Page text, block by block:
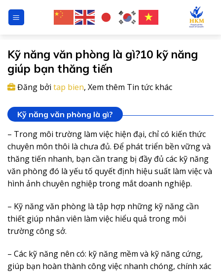
đến
Kỹ năng văn phòng là gì?10 kỹ năng
giúp bạn thăng tiến
Đăng bởi tap bien, Xem thêm Tin tức khác
Kỹ năng văn phòng là gì?
– Trong môi trường làm việc hiện đại, chỉ có kiến thức
chuyên môn thôi là chưa đủ. Để phát triển bền vững và
thăng tiến nhanh, bạn cần trang bị đầy đủ các kỹ năng
văn phòng đó là yếu tố quyết định hiệu suất làm việc và
hình ảnh chuyên nghiệp trong mắt doanh nghiệp.
– Kỹ năng văn phòng là tập hợp những kỹ năng cần
thiết giúp nhân viên làm việc hiểu quả trong môi
trường công sở.
– Các kỹ năng nên có: kỹ năng mềm và kỹ năng cứng,
giúp bạn hoàn thành công việc nhanh chóng, chính xác